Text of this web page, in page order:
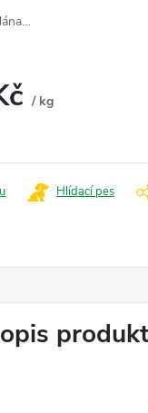
/ kg
Hlídací pes